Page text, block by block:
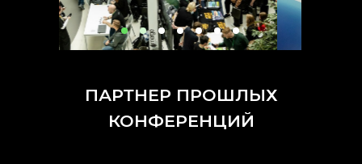
ПАРТНЕР ПРОШЛЫХ
КОНФЕРЕНЦИЙ